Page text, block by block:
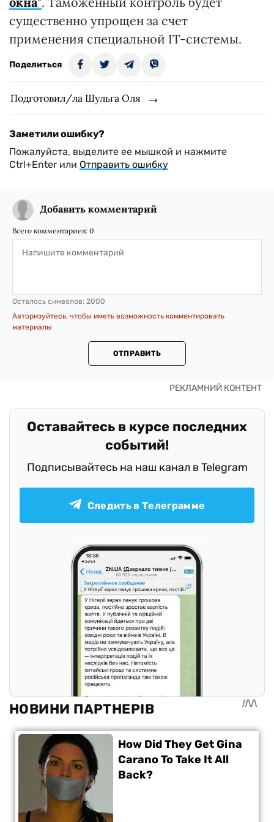
существенно упрощен за счет
применения специальной IT-системы.
Поделиться
Подготовил/ла Шульга Оля
Заметили ошибку?
Пожалуйста, выделите ее мышкой и нажмите
Ctrl+Enter или Отправить ошибку
Добавить комментарий
Всего комментариев: 0
Осталось символов: 2000
Авторизуйтесь, чтобы иметь возможность комментировать
материалы
ОТПРАВИТЬ
Оставайтесь в курсе последних
событий!
Подписывайтесь на наш канал в Telegram
Следить в Телеграмме